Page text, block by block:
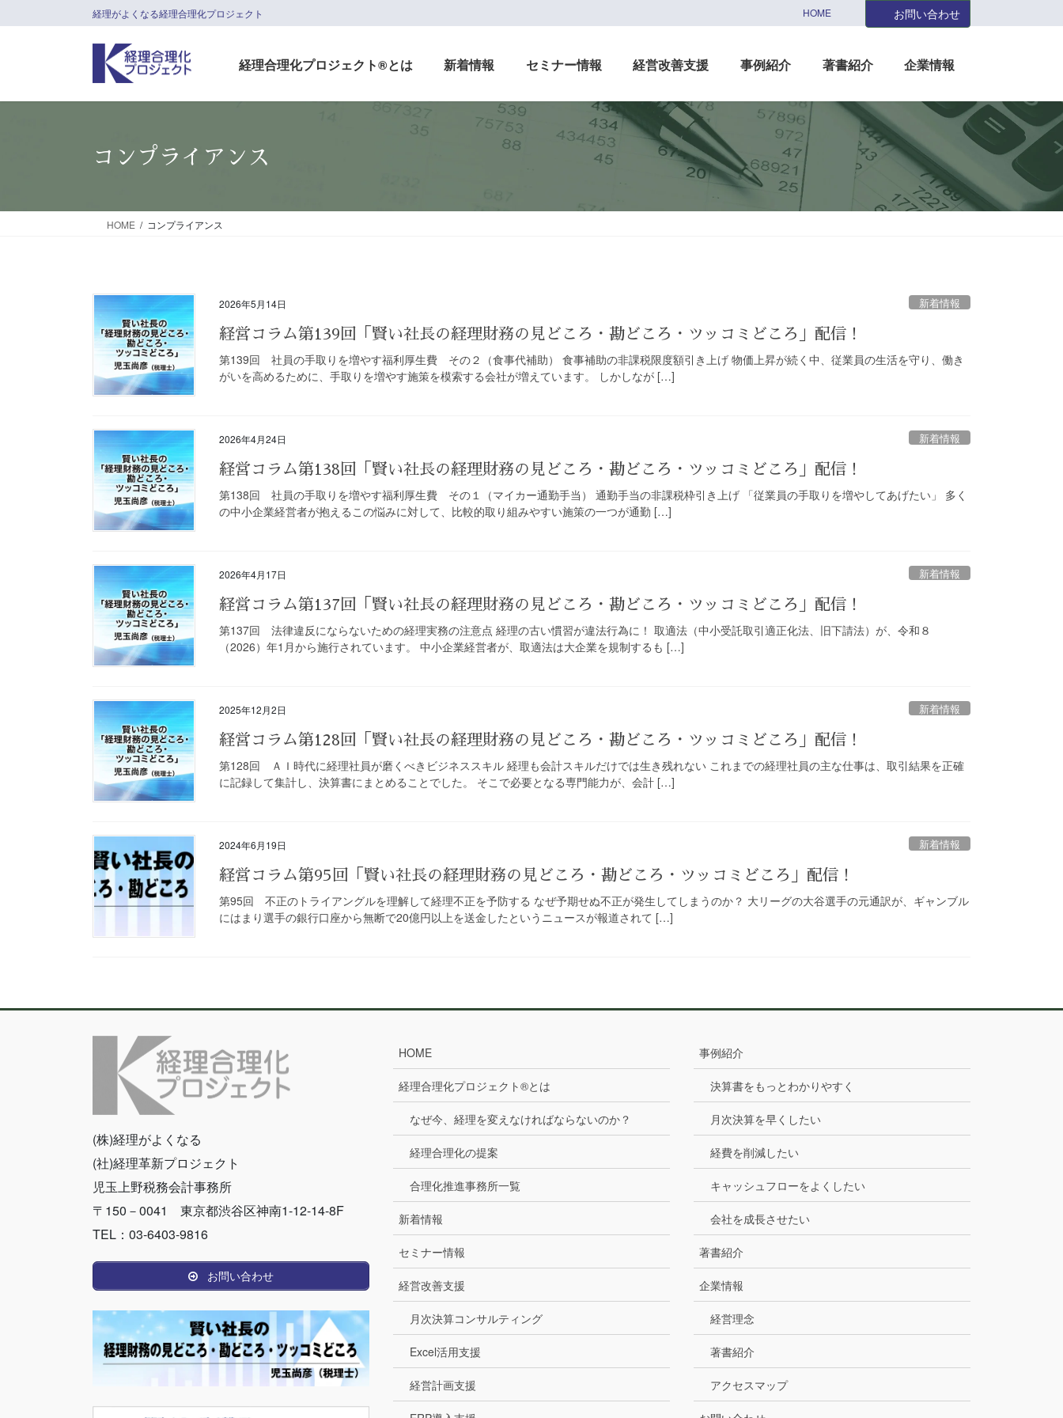
ン
に
ビ
ョ
経理がよくなる経理合理化プロジェクト HOME お問い合わせ
経理合理化プロジェクト®とは 新着情報 セミナー情報 経営改善支援 事例紹介 著書紹介 企業情報
コンプライアンス
HOME コンプライアンス
2026年5月14日 新着情報
経営コラム第139回「賢い社長の経理財務の見どころ・勘どころ・ツッコミどころ」配信！
第139回 社員の手取りを増やす福利厚生費 その２（食事代補助） 食事補助の非課税限度額引き上げ 物価上昇が続く中、従業員の生活を守り、働き
がいを高めるために、手取りを増やす施策を模索する会社が増えています。 しかしなが […]
2026年4月24日 新着情報
経営コラム第138回「賢い社長の経理財務の見どころ・勘どころ・ツッコミどころ」配信！
第138回 社員の手取りを増やす福利厚生費 その１（マイカー通勤手当） 通勤手当の非課税枠引き上げ 「従業員の手取りを増やしてあげたい」 多く
の中小企業経営者が抱えるこの悩みに対して、比較的取り組みやすい施策の一つが通勤 […]
2026年4月17日 新着情報
経営コラム第137回「賢い社長の経理財務の見どころ・勘どころ・ツッコミどころ」配信！
第137回 法律違反にならないための経理実務の注意点 経理の古い慣習が違法行為に！ 取適法（中小受託取引適正化法、旧下請法）が、令和８
（2026）年1月から施行されています。 中小企業経営者が、取適法は大企業を規制するも […]
2025年12月2日 新着情報
経営コラム第128回「賢い社長の経理財務の見どころ・勘どころ・ツッコミどころ」配信！
第128回 ＡＩ時代に経理社員が磨くべきビジネススキル 経理も会計スキルだけでは生き残れない これまでの経理社員の主な仕事は、取引結果を正確
に記録して集計し、決算書にまとめることでした。 そこで必要となる専門能力が、会計 […]
2024年6月19日 新着情報
経営コラム第95回「賢い社長の経理財務の見どころ・勘どころ・ツッコミどころ」配信！
第95回 不正のトライアングルを理解して経理不正を予防する なぜ予期せぬ不正が発生してしまうのか？ 大リーグの大谷選手の元通訳が、ギャンブル
にはまり選手の銀行口座から無断で20億円以上を送金したというニュースが報道されて […]
(株)経理がよくなる
(社)経理革新プロジェクト
児玉上野税務会計事務所
〒150－0041 東京都渋谷区神南1-12-14-8F
TEL：03-6403-9816
お問い合わせ
HOME
経理合理化プロジェクト®とは
なぜ今、経理を変えなければならないのか？
経理合理化の提案
合理化推進事務所一覧
新着情報
セミナー情報
経営改善支援
月次決算コンサルティング
Excel活用支援
経営計画支援
事例紹介
決算書をもっとわかりやすく
月次決算を早くしたい
経費を削減したい
キャッシュフローをよくしたい
会社を成長させたい
著書紹介
企業情報
経営理念
著書紹介
アクセスマップ